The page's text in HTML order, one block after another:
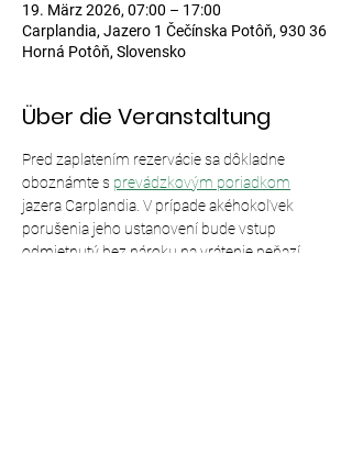
19. März 2026, 07:00 – 17:00
Carplandia, Jazero 1 Čečínska Potôň, 930 36
Horná Potôň, Slovensko
Über die Veranstaltung
Pred zaplatením rezervácie sa dôkladne
oboznámte s prevádzkovým poriadkom
jazera Carplandia. V prípade akéhokoľvek
porušenia jeho ustanovení bude vstup
odmietnutý bez nároku na vrátenie peňazí.